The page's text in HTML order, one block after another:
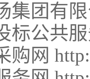
集团有
标公共
购网